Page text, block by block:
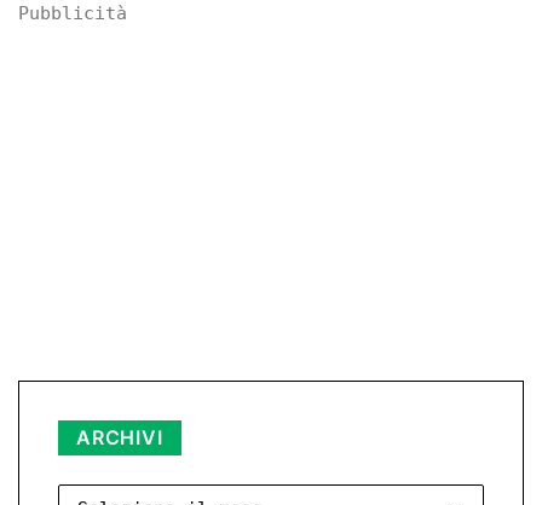
Pubblicità
ARCHIVI